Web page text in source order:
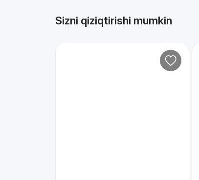
Sizni qiziqtirishi mumkin